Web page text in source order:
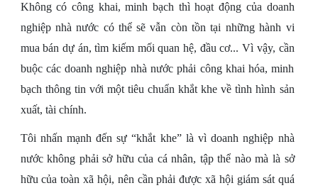
Không có công khai, minh bạch thì hoạt động của doanh
nghiệp nhà nước có thể sẽ vẫn còn tồn tại những hành vi
mua bán dự án, tìm kiếm mối quan hệ, đầu cơ... Vì vậy, cần
buộc các doanh nghiệp nhà nước phải công khai hóa, minh
bạch thông tin với một tiêu chuẩn khắt khe về tình hình sản
xuất, tài chính.
Tôi nhấn mạnh đến sự “khắt khe” là vì doanh nghiệp nhà
nước không phải sở hữu của cá nhân, tập thể nào mà là sở
hữu của toàn xã hội, nên cần phải được xã hội giám sát quá